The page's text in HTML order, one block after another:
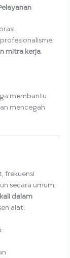
mitra kerja.
membantu
mencegah
frekuensi
secara umum,
dalam
alat.